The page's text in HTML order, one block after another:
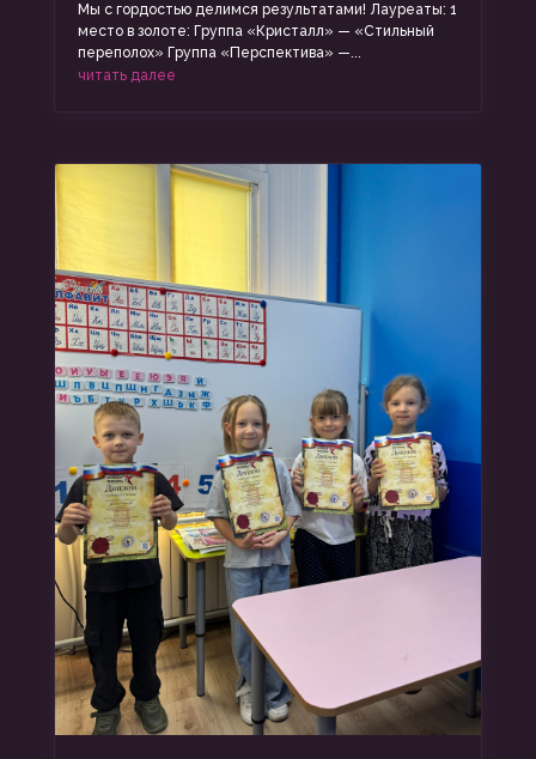
Мы с гордостью делимся результатами! Лауреаты: 1
место в золоте: Группа «Кристалл» — «Стильный
переполох» Группа «Перспектива» —...
читать далее